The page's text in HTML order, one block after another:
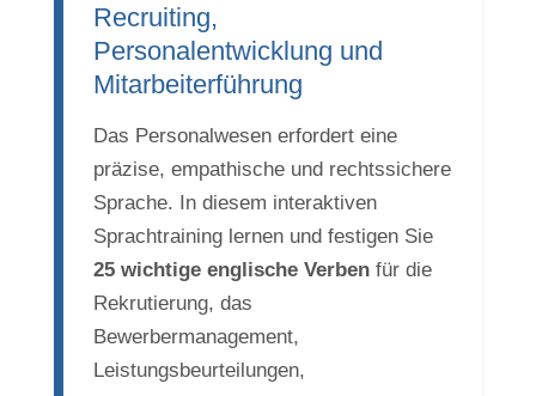
Recruiting,
Personalentwicklung und
Mitarbeiterführung
Das Personalwesen erfordert eine
präzise, empathische und rechtssichere
Sprache. In diesem interaktiven
Sprachtraining lernen und festigen Sie
25 wichtige englische Verbenfür die
Rekrutierung, das
Bewerbermanagement,
Leistungsbeurteilungen,